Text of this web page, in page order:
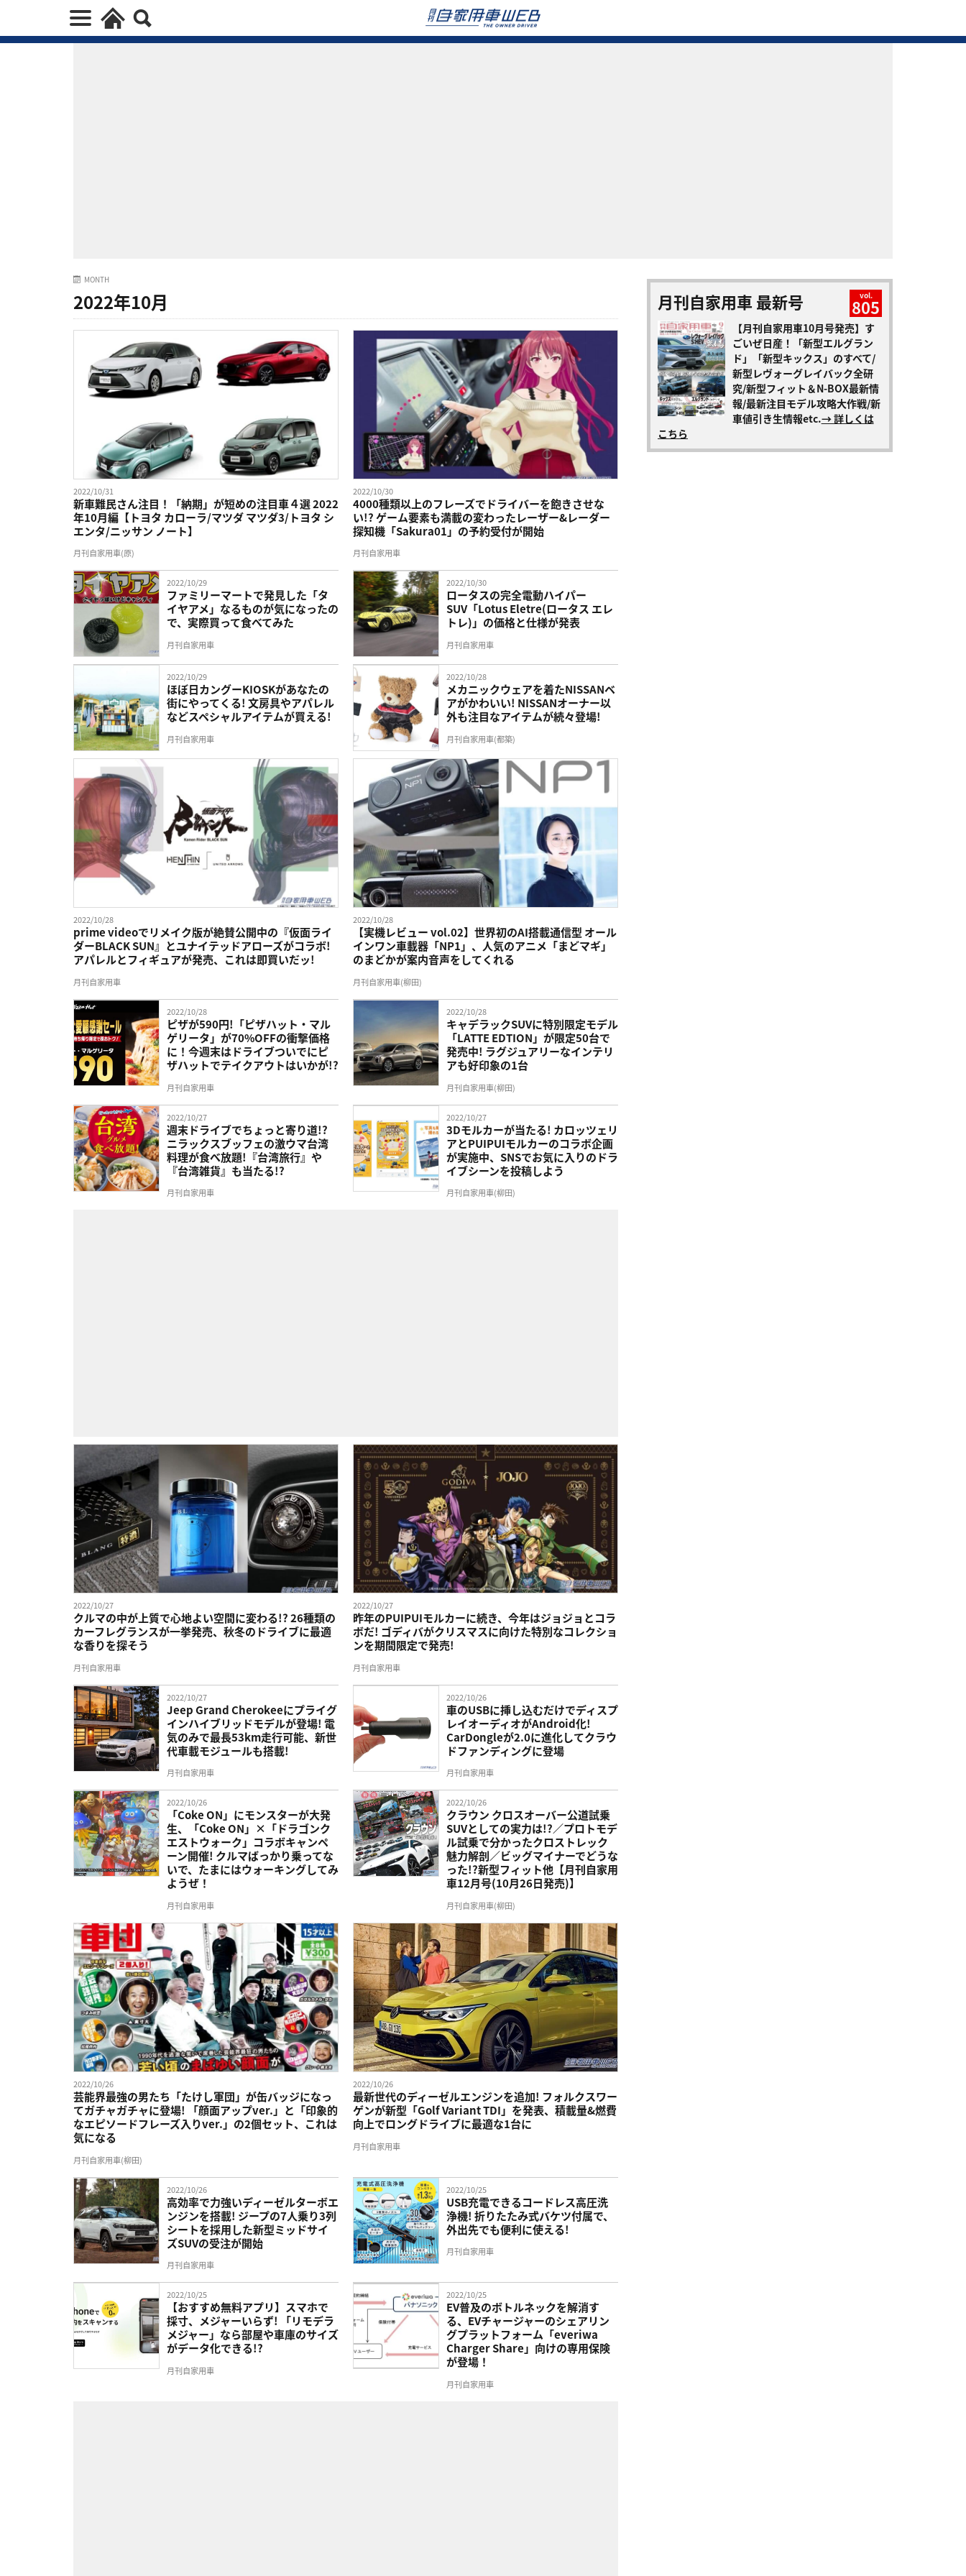
MONTH
2022年10月
2022/10/31
新車難民さん注目！「納期」が短めの注目車４選 2022
年10月編【トヨタ カローラ/マツダ マツダ3/トヨタ シ
エンタ/ニッサン ノート】
月刊自家用車(原)
2022/10/30
4000種類以上のフレーズでドライバーを飽きさせな
い!? ゲーム要素も満載の変わったレーザー&レーダー
探知機「Sakura01」の予約受付が開始
月刊自家用車
2022/10/29
ファミリーマートで発見した「タ
イヤアメ」なるものが気になったの
で、実際買って食べてみた
月刊自家用車
2022/10/30
ロータスの完全電動ハイパー
SUV「Lotus Eletre(ロータス エレ
トレ)」の価格と仕様が発表
月刊自家用車
2022/10/29
ほぼ日カングーKIOSKがあなたの
街にやってくる! 文房具やアパレル
などスペシャルアイテムが買える!
月刊自家用車
2022/10/28
メカニックウェアを着たNISSANベ
アがかわいい! NISSANオーナー以
外も注目なアイテムが続々登場!
月刊自家用車(都築)
2022/10/28
prime videoでリメイク版が絶賛公開中の『仮面ライ
ダーBLACK SUN』とユナイテッドアローズがコラボ!
アパレルとフィギュアが発売、これは即買いだッ!
月刊自家用車
2022/10/28
【実機レビュー vol.02】世界初のAI搭載通信型 オール
インワン車載器「NP1」、人気のアニメ「まどマギ」
のまどかが案内音声をしてくれる
月刊自家用車(柳田)
2022/10/28
ピザが590円!「ピザハット・マル
ゲリータ」が70%OFFの衝撃価格
に！今週末はドライブついでにピ
ザハットでテイクアウトはいかが!?
月刊自家用車
2022/10/28
キャデラックSUVに特別限定モデル
「LATTE EDTION」が限定50台で
発売中! ラグジュアリーなインテリ
アも好印象の1台
月刊自家用車(柳田)
2022/10/27
週末ドライブでちょっと寄り道!?
ニラックスブッフェの激ウマ台湾
料理が食べ放題!『台湾旅行』や
『台湾雑貨』も当たる!?
月刊自家用車
2022/10/27
3Dモルカーが当たる! カロッツェリ
アとPUIPUIモルカーのコラボ企画
が実施中、SNSでお気に入りのドラ
イブシーンを投稿しよう
月刊自家用車(柳田)
2022/10/27
クルマの中が上質で心地よい空間に変わる!? 26種類の
カーフレグランスが一挙発売、秋冬のドライブに最適
な香りを探そう
月刊自家用車
2022/10/27
昨年のPUIPUIモルカーに続き、今年はジョジョとコラ
ボだ! ゴディバがクリスマスに向けた特別なコレクショ
ンを期間限定で発売!
月刊自家用車
2022/10/27
Jeep Grand Cherokeeにプライグ
インハイブリッドモデルが登場! 電
気のみで最長53km走行可能、新世
代車載モジュールも搭載!
月刊自家用車
2022/10/26
車のUSBに挿し込むだけでディスプ
レイオーディオがAndroid化!
CarDongleが2.0に進化してクラウ
ドファンディングに登場
月刊自家用車
2022/10/26
「Coke ON」にモンスターが大発
生、「Coke ON」×「ドラゴンク
エストウォーク」コラボキャンペ
ーン開催! クルマばっかり乗ってな
いで、たまにはウォーキングしてみ
ようぜ！
月刊自家用車
2022/10/26
クラウン クロスオーバー公道試乗
SUVとしての実力は!?／プロトモデ
ル試乗で分かったクロストレック
魅力解剖／ビッグマイナーでどうな
った!?新型フィット他【月刊自家用
車12月号(10月26日発売)】
月刊自家用車(柳田)
2022/10/26
芸能界最強の男たち「たけし軍団」が缶バッジになっ
てガチャガチャに登場! 「顔面アップver.」と「印象的
なエピソードフレーズ入りver.」の2個セット、これは
気になる
月刊自家用車(柳田)
2022/10/26
最新世代のディーゼルエンジンを追加! フォルクスワー
ゲンが新型「Golf Variant TDI」を発表、積載量&燃費
向上でロングドライブに最適な1台に
月刊自家用車
2022/10/26
⾼効率で⼒強いディーゼルターボエ
ンジンを搭載! ジープの7人乗り3列
シートを採用した新型ミッドサイ
ズSUVの受注が開始
月刊自家用車
2022/10/25
USB充電できるコードレス高圧洗
浄機! 折りたたみ式バケツ付属で、
外出先でも便利に使える!
月刊自家用車
2022/10/25
【おすすめ無料アプリ】スマホで
採寸、メジャーいらず! 「リモデラ
メジャー」なら部屋や車庫のサイズ
がデータ化できる!?
月刊自家用車
2022/10/25
EV普及のボトルネックを解消す
る、EVチャージャーのシェアリン
グプラットフォーム「everiwa
Charger Share」向けの専用保険
が登場！
月刊自家用車
月刊自家用車 最新号 vol.
805
【月刊自家用車10月号発売】す
ごいぜ日産！「新型エルグラン
ド」「新型キックス」のすべて/
新型レヴォーグレイバック全研
究/新型フィット＆N-BOX最新情
報/最新注目モデル攻略大作戦/新
車値引き生情報etc.→ 詳しくは
こちら